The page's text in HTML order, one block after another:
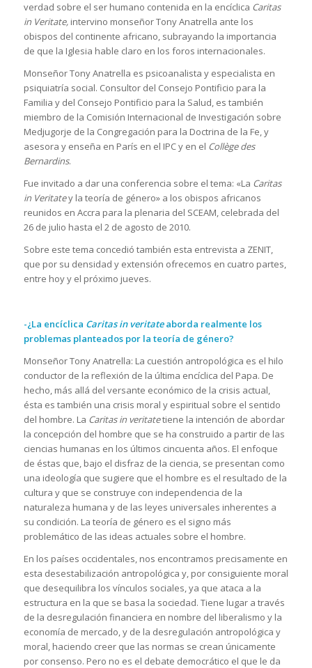
verdad sobre el ser humano contenida en la encíclica Caritas
in Veritate,intervino monseñor Tony Anatrella ante los
obispos del continente africano, subrayando la importancia
de que la Iglesia hable claro en los foros internacionales.
Monseñor Tony Anatrella es psicoanalista y especialista en
psiquiatría social. Consultor del Consejo Pontificio para la
Familia y del Consejo Pontificio para la Salud, es también
miembro de la Comisión Internacional de Investigación sobre
Medjugorje de la Congregación para la Doctrina de la Fe, y
asesora y enseña en París en el IPC y en el Collège des
Bernardins.
Fue invitado a dar una conferencia sobre el tema: «La Caritas
in Veritatey la teoría de género» a los obispos africanos
reunidos en Accra para la plenaria del SCEAM, celebrada del
26 de julio hasta el 2 de agosto de 2010.
Sobre este tema concedió también esta entrevista a ZENIT,
que por su densidad y extensión ofrecemos en cuatro partes,
entre hoy y el próximo jueves.
-¿La encíclica Caritas in veritateaborda realmente los
problemas planteados por la teoría de género?
Monseñor Tony Anatrella: La cuestión antropológica es el hilo
conductor de la reflexión de la última encíclica del Papa. De
hecho, más allá del versante económico de la crisis actual,
ésta es también una crisis moral y espiritual sobre el sentido
del hombre. La Caritas in veritatetiene la intención de abordar
la concepción del hombre que se ha construido a partir de las
ciencias humanas en los últimos cincuenta años. El enfoque
de éstas que, bajo el disfraz de la ciencia, se presentan como
una ideología que sugiere que el hombre es el resultado de la
cultura y que se construye con independencia de la
naturaleza humana y de las leyes universales inherentes a
su condición. La teoría de género es el signo más
problemático de las ideas actuales sobre el hombre.
En los países occidentales, nos encontramos precisamente en
esta desestabilización antropológica y, por consiguiente moral
que desequilibra los vínculos sociales, ya que ataca a la
estructura en la que se basa la sociedad. Tiene lugar a través
de la desregulación financiera en nombre del liberalismo y la
economía de mercado, y de la desregulación antropológica y
moral, haciendo creer que las normas se crean únicamente
por consenso. Pero no es el debate democrático el que le da